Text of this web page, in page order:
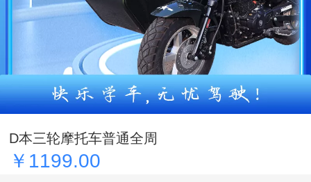
D本三轮摩托车普通全周
￥1199.00